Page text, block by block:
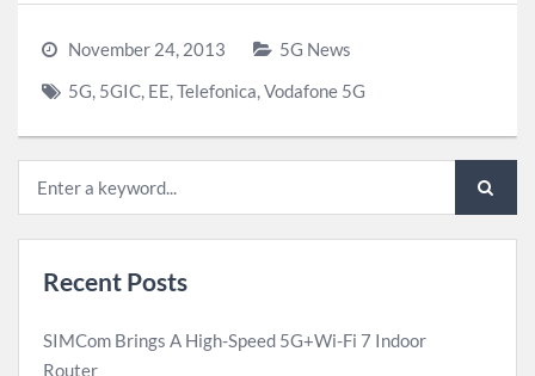
November 24, 2013
5G News
5G, 5GIC, EE,Telefonica,Vodafone 5G
Recent Posts
SIMCom Brings A High-Speed 5G+Wi-Fi 7 Indoor
Router